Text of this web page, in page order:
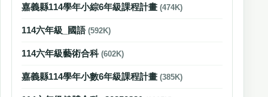
嘉義縣114學年小綜6年級課程計畫 (474K)
114六年級_國語 (592K)
114六年級藝術合科 (602K)
嘉義縣114學年小數6年級課程計畫 (385K)